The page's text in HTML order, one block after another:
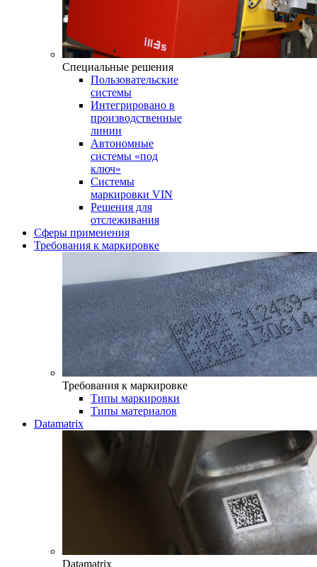
Специальные решения
Пользовательские
системы
Интегрировано в
производственные
линии
Автономные
системы «под
ключ»
Системы
маркировки VIN
Решения для
отслеживания
Сферы применения
Требования к маркировке
Требования к маркировке
Типы маркировки
Типы материалов
Datamatrix
Datamatrix